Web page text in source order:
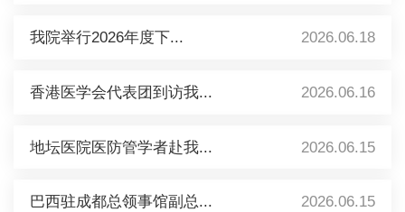
我院举行2026年度下... 2026.06.18
香港医学会代表团到访我... 2026.06.16
地坛医院医防管学者赴我... 2026.06.15
巴西驻成都总领事馆副总... 2026.06.15